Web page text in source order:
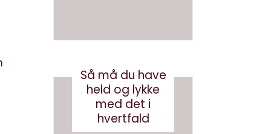
Så må du have
held og lykke
med det i
hvertfald